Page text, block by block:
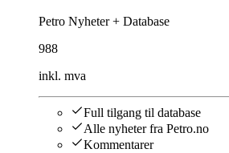
Petro Nyheter + Database
988
inkl. mva
Full tilgang til database
Alle nyheter fra Petro.no
Kommentarer